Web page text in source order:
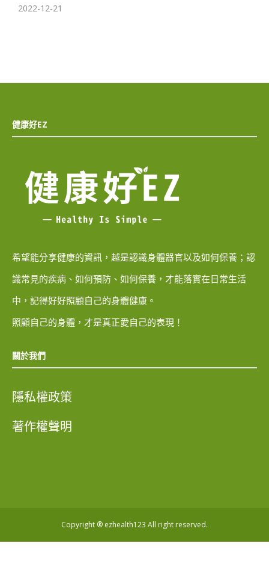
2022-12-21
健康好EZ
希望能分享健康的資訊，越是認識身體器官以及如何保養；認
識常見的疾病、如何預防、如何保養，才能落實在日常生活
中，記得好好照顧自己的身體健康。
照顧自己的身體，才是真正愛自己的表現！
關於我們
隱私權政策
著作權聲明
Copyright ® ezhealth123 All right reserved.